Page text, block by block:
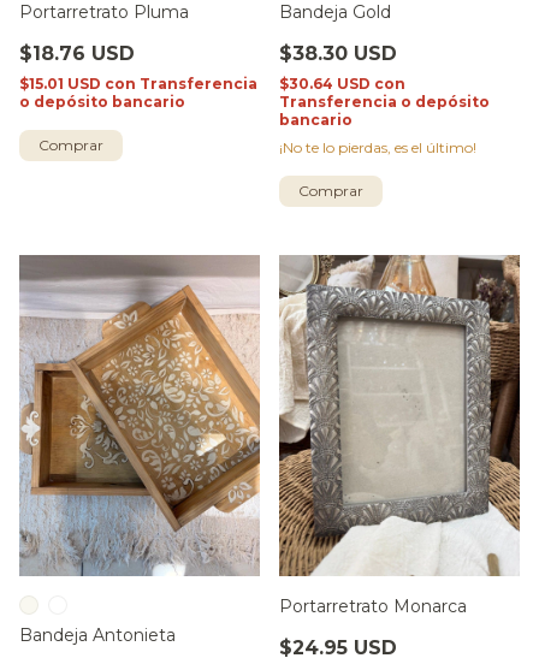
Portarretrato Pluma
$18.76 USD
$15.01 USD con Transferencia
o depósito bancario
Comprar
Bandeja Gold
$38.30 USD
$30.64 USD con
Transferencia o depósito
bancario
¡No te lo pierdas, es el último!
Comprar
Bandeja Antonieta
Portarretrato Monarca
$24.95 USD